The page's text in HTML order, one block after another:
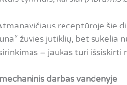
receptūroje šie
žuvies jutiklių, bet sukelia
– jaukas turi išsiskirti
darbas vandenyje